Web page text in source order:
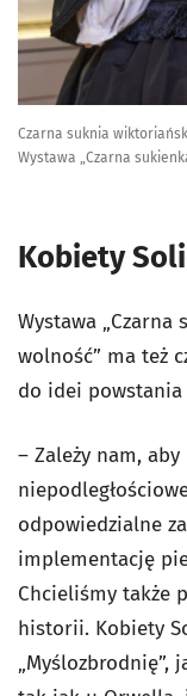
Czarna suknia
Wystawa „Czarna
Kobiety
Wystawa
wolność” ma też
do idei powstania
– Zależy nam,
odpowiedzialne
implementację
Chcieliśmy także
historii. Kobiety
„Myślozbrodnię”,